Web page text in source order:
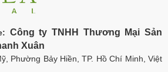
Công ty TNHH Thương Mại Sản
Xuân
Phường Bảy Hiền, TP. Hồ Chí Minh, Việt